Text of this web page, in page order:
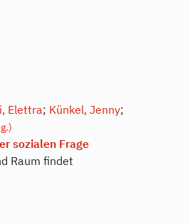
Elettra; Künkel, Jenny;
sozialen Frage
Raum findet